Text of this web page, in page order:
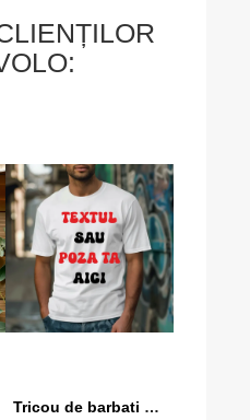
Tricou de barbati personalizat cu textul tau